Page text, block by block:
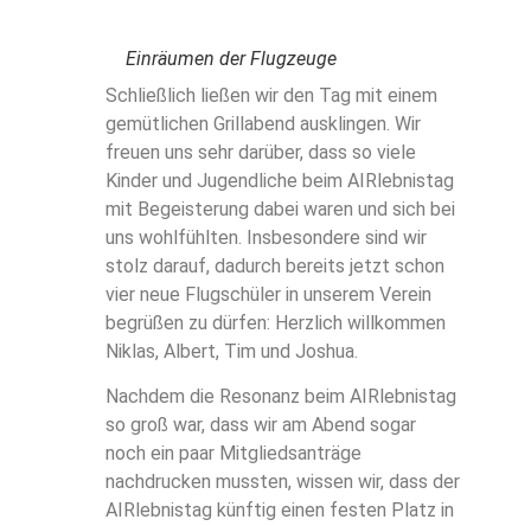
Einräumen der Flugzeuge
Schließlich ließen wir den Tag mit einem
gemütlichen Grillabend ausklingen. Wir
freuen uns sehr darüber, dass so viele
Kinder und Jugendliche beim AIRlebnistag
mit Begeisterung dabei waren und sich bei
uns wohlfühlten. Insbesondere sind wir
stolz darauf, dadurch bereits jetzt schon
vier neue Flugschüler in unserem Verein
begrüßen zu dürfen: Herzlich willkommen
Niklas, Albert, Tim und Joshua.
Nachdem die Resonanz beim AIRlebnistag
so groß war, dass wir am Abend sogar
noch ein paar Mitgliedsanträge
nachdrucken mussten, wissen wir, dass der
AIRlebnistag künftig einen festen Platz in